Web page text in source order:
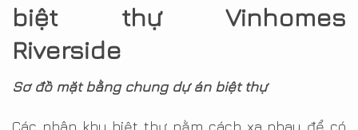
biệt thự Vinhomes
Riverside
Sơ đồ mặt bằng chung dự án biệt thự
Các phân khu biệt thự nằm cách xa nhau để có